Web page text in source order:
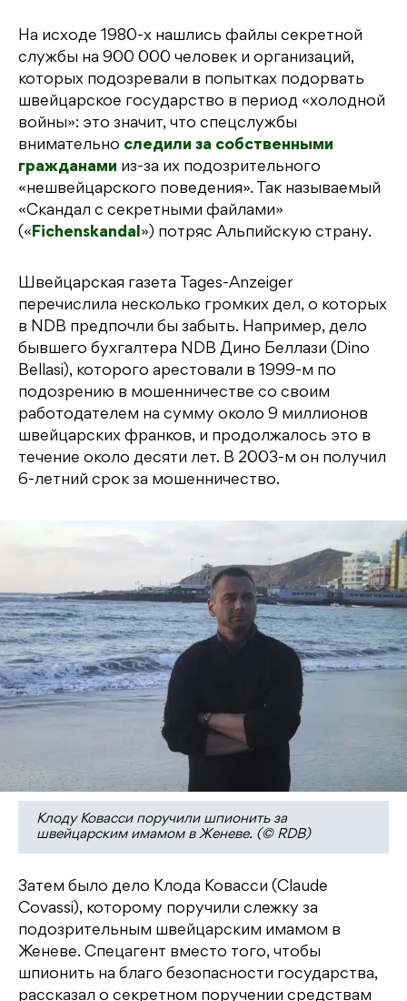
На исходе 1980-х нашлись файлы секретной
службы на 900 000 человек и организаций,
которых подозревали в попытках подорвать
швейцарское государство в период «холодной
войны»: это значит, что спецслужбы
внимательно следили за собственными
гражданами из-за их подозрительного
«нешвейцарского поведения». Так называемый
«Скандал с секретными файлами»
(«Fichenskandal») потряс Альпийскую страну.
Швейцарская газета Tages-Anzeiger
перечислила несколько громких дел, о которых
в NDB предпочли бы забыть. Например, дело
бывшего бухгалтера NDB Дино Беллази (Dino
Bellasi), которого арестовали в 1999-м по
подозрению в мошенничестве со своим
работодателем на сумму около 9 миллионов
швейцарских франков, и продолжалось это в
течение около десяти лет. В 2003-м он получил
6-летний срок за мошенничество.
Клоду Ковасси поручили шпионить за
швейцарским имамом в Женеве. (© RDB)
Затем было дело Клода Ковасси (Claude
Covassi), которому поручили слежку за
подозрительным швейцарским имамом в
Женеве. Спецагент вместо того, чтобы
шпионить на благо безопасности государства,
рассказал о секретном поручении средствам